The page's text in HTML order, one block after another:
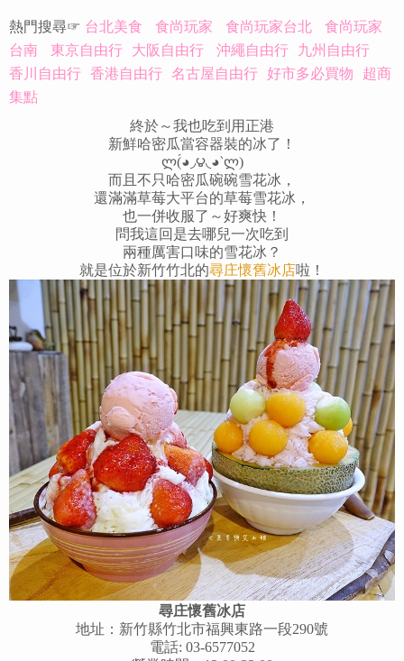
熱門搜尋☞ 台北美食 食尚玩家 食尚玩家台北
食尚玩家
台南
東京自由行 大阪自由行 沖繩自由行 九州自由行
香川自由行 香港自由行 名古屋自由行 好市多必買物 超商
集點
終於～我也吃到用正港
新鮮哈密瓜當容器裝的冰了！
ლ(́◕◞౪◟◕‵ლ)
而且不只哈密瓜碗碗雪花冰，
還滿滿草莓大平台的草莓雪花冰，
也一併收服了～好爽快！
問我這回是去哪兒一次吃到
兩種厲害口味的雪花冰？
就是位於新竹竹北的尋庄懷舊冰店啦！
尋庄懷舊冰店
地址：新竹縣竹北市福興東路一段290號
電話: 03-6577052